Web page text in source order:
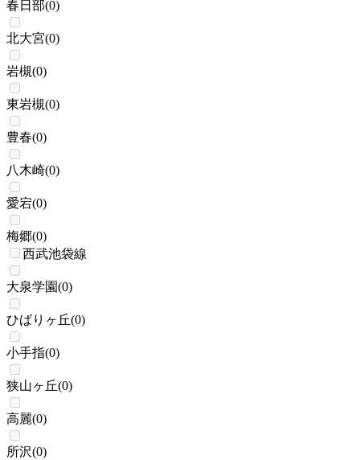
春日部(0)
北大宮(0)
岩槻(0)
東岩槻(0)
豊春(0)
八木崎(0)
愛宕(0)
梅郷(0)
西武池袋線
大泉学園(0)
ひばりヶ丘(0)
小手指(0)
狭山ヶ丘(0)
高麗(0)
所沢(0)